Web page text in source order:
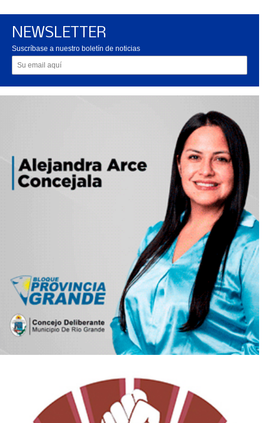
NEWSLETTER
Suscríbase a nuestro boletín de noticias